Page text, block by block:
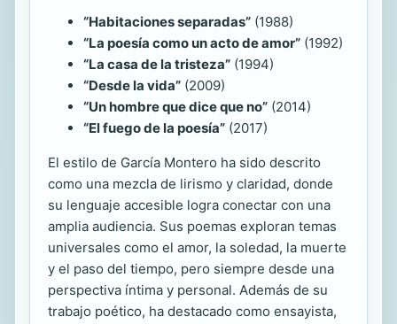
“Habitaciones separadas” (1988)
“La poesía como un acto de amor” (1992)
“La casa de la tristeza” (1994)
“Desde la vida” (2009)
“Un hombre que dice que no” (2014)
“El fuego de la poesía” (2017)
El estilo de García Montero ha sido descrito
como una mezcla de lirismo y claridad, donde
su lenguaje accesible logra conectar con una
amplia audiencia. Sus poemas exploran temas
universales como el amor, la soledad, la muerte
y el paso del tiempo, pero siempre desde una
perspectiva íntima y personal. Además de su
trabajo poético, ha destacado como ensayista,